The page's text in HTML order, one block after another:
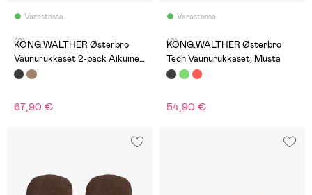
Varastossa
(0)
KONG.WALTHER Østerbro
Vaunurukkaset 2-pack Aikuinen
& Mini, Musta
67,90 €
Varastossa
(0)
KONG.WALTHER Østerbro
Tech Vaunurukkaset, Musta
54,90 €